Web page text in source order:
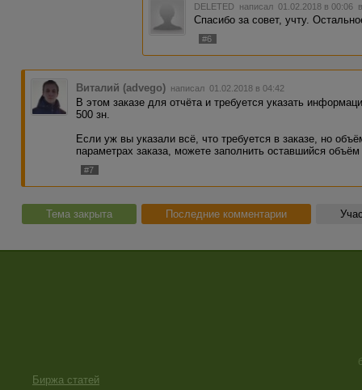
DELETED написал 01.02.2018 в 00:06
Спасибо за совет, учту.
#6
Виталий (advego) написал 01.02.2018 в 04:42
В этом заказе для отчёта и требуется указать
500 зн.
Если уж вы указали всё, что требуется в заказе, но
параметрах заказа, можете заполнить оставшийся
#7
Тема закрыта Последние комментарии
Биржа статей